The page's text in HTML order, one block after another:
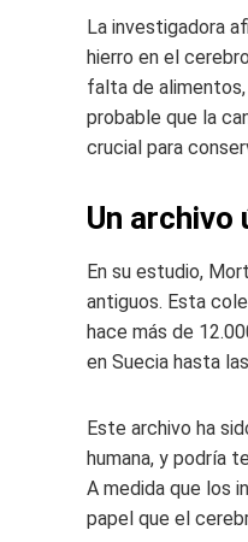
La investigadora
hierro en el
falta de
probable que la
crucial para
Un archivo
En su estudio,
antiguos. Esta
hace más de
en Suecia hasta
Este archivo ha
humana, y podría
A medida que los
papel que el